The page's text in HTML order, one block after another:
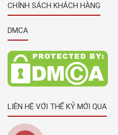
CHÍNH SÁCH KHÁCH HÀNG
DMCA
LIÊN HỆ VỚI THẾ KỶ MỚI QUA